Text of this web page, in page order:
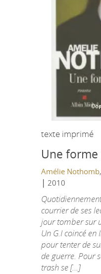
texte imprimé
Une forme
Amélie Nothomb
| 2010
courrier de ses
jour tomber sur
Un G.I coincé
pour tenter de
de guerre. Pour
trash se [...]